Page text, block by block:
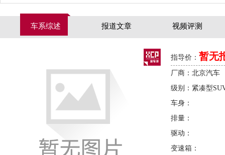
车系综述 报道文章 视频评测
指导价： 暂无
厂商：北京汽车
级别：紧凑型
车身：
排量：
驱动：
变速箱：